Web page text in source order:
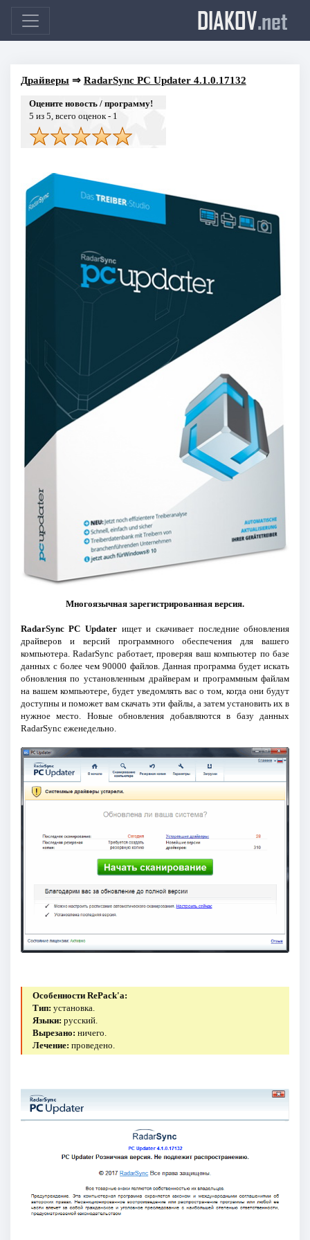
DIAKOV.net
Драйверы⇒ RadarSync PC Updater 4.1.0.17132
Оцените новость / программу!
5 из 5, всего оценок - 1
Многоязычная зарегистрированная версия.
RadarSync PC Updater ищет и скачивает последние обновления
драйверов и версий программного обеспечения для вашего
компьютера. RadarSync работает, проверяя ваш компьютер по базе
данных с более чем 90000 файлов. Данная программа будет искать
обновления по установленным драйверам и программным файлам
на вашем компьютере, будет уведомлять вас о том, когда они будут
доступны и поможет вам скачать эти файлы, а затем установить их в
нужное место. Новые обновления добавляются в базу данных
RadarSync еженедельно.
Особенности RePack'a:
Тип: установка.
Языки: русский.
Вырезано: ничего.
Лечение: проведено.